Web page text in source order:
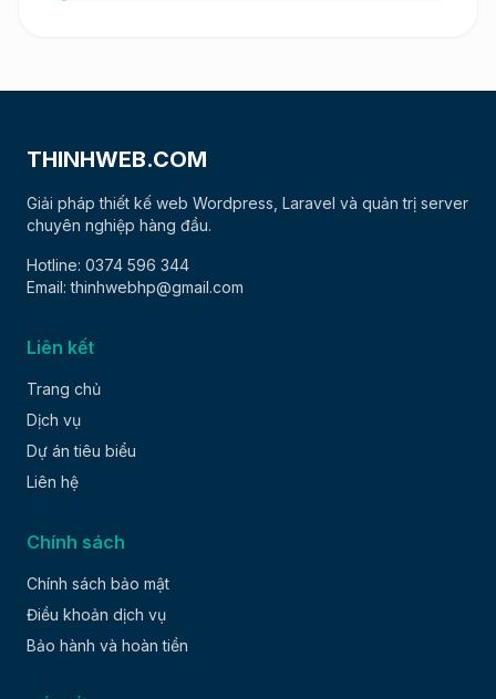
THINHWEB.COM
Giải pháp thiết kế web Wordpress, Laravel và quản trị server
chuyên nghiệp hàng đầu.
Hotline: 0374 596 344
Email: thinhwebhp@gmail.com
Liên kết
Trang chủ
Dịch vụ
Dự án tiêu biểu
Liên hệ
Chính sách
Chính sách bảo mật
Điều khoản dịch vụ
Bảo hành và hoàn tiền